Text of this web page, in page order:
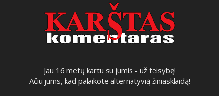
Jau 16 metų kartu su jumis - už teisybę!
Ačiū jums, kad palaikote alternatyvią žiniasklaidą!